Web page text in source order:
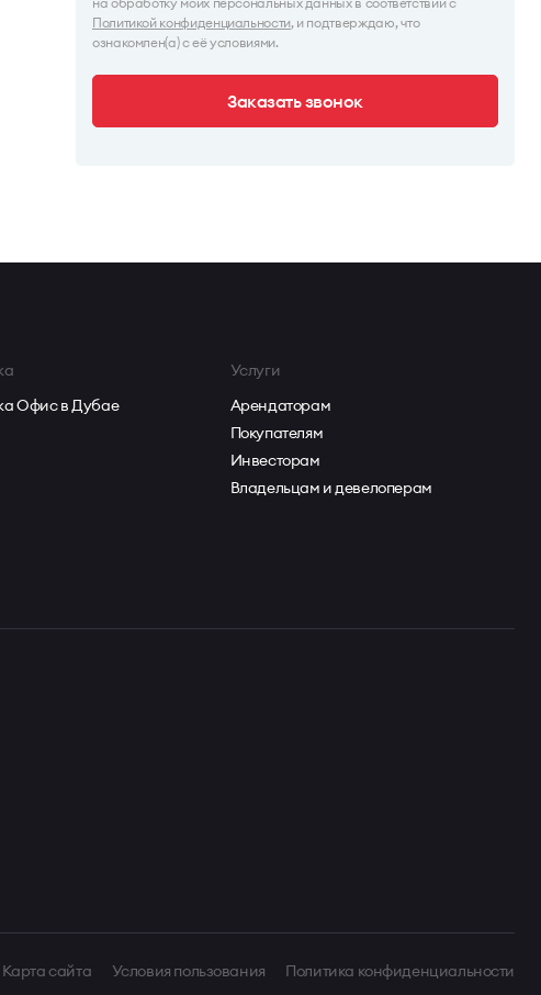
Политикой конфиденциальности, и подтверждаю, что
ознакомлен(а) с её условиями.
Заказать звонок
Офис в Дубае
Услуги
Арендаторам
Покупателям
Инвесторам
Владельцам и девелоперам
Карта сайта Условия пользования Политика конфиденциальности